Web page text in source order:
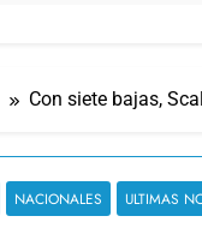
Con siete bajas,
NACIONALES ULTIMAS